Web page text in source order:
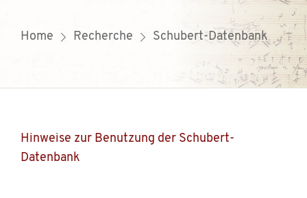
Home Recherche Schubert-Datenbank
Hinweise zur Benutzung der Schubert-
Datenbank